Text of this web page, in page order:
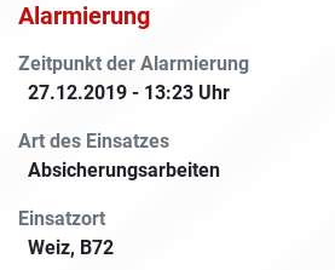
Alarmierung
Zeitpunkt der Alarmierung
27.12.2019 - 13:23 Uhr
Art des Einsatzes
Absicherungsarbeiten
Einsatzort
Weiz, B72